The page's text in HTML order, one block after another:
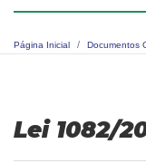
Página Inicial Documentos
Lei 1082/